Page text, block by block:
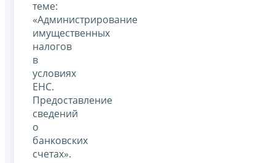
теме:
«Администрирование
имущественных
налогов
в
условиях
ЕНС.
Предоставление
сведений
о
банковских
счетах».